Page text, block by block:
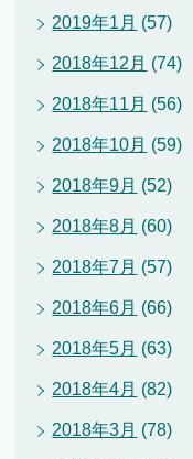
2019年1月 (57)
2018年12月 (74)
2018年11月 (56)
2018年10月 (59)
2018年9月 (52)
2018年8月 (60)
2018年7月 (57)
2018年6月 (66)
2018年5月 (63)
2018年4月 (82)
2018年3月 (78)